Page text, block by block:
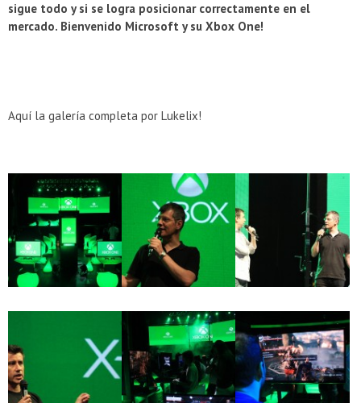
sigue todo y si se logra posicionar correctamente en el
mercado. Bienvenido Microsoft y su Xbox One!
Aquí la galería completa por Lukelix!